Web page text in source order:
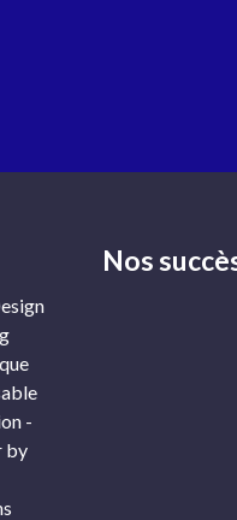
-
by
Nos